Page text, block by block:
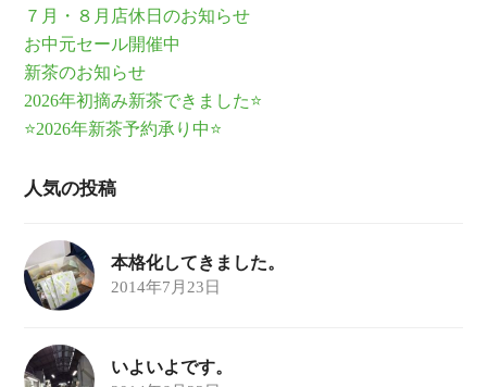
７月・８月店休日のお知らせ
お中元セール開催中
新茶のお知らせ
2026年初摘み新茶できました⭐
⭐2026年新茶予約承り中⭐
人気の投稿
本格化してきました。
2014年7月23日
いよいよです。